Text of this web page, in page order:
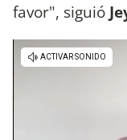
favor", siguió